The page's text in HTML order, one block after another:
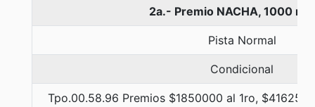
2a.- Premio NACHA, 1000
Pista Normal
Condicional
Tpo.00.58.96 Premios $1850000 al 1ro,